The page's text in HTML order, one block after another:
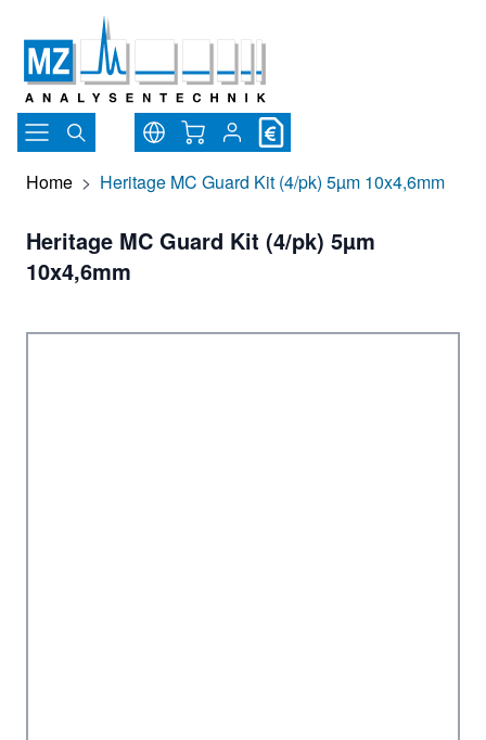
Direkt zum Inhalt
Warenkorb
Home > Heritage MC Guard Kit (4/pk) 5µm 10x4,6mm
Heritage MC Guard Kit (4/pk) 5µm
10x4,6mm